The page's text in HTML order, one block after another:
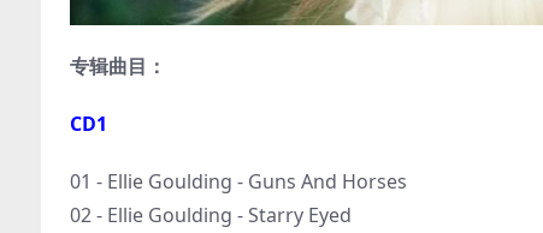
专辑曲目：
CD1
01 - Ellie Goulding - Guns And Horses
02 - Ellie Goulding - Starry Eyed